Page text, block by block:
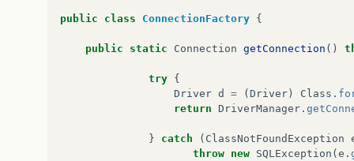
public class ConnectionFactory {
public static Connection getConnection ()
try {
Driver d = (Driver) Class .
return DriverManager .
} catch ( ClassNotFoundException
throw new SQLException (e .